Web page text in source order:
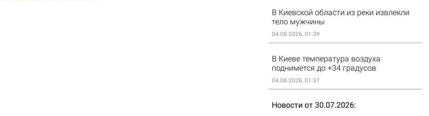
В Киевской области из реки извлекли
тело мужчины
04.08.2026, 01:39
В Киеве температура воздуха
поднимется до +34 градусов
04.08.2026, 01:37
Новости от 30.07.2026